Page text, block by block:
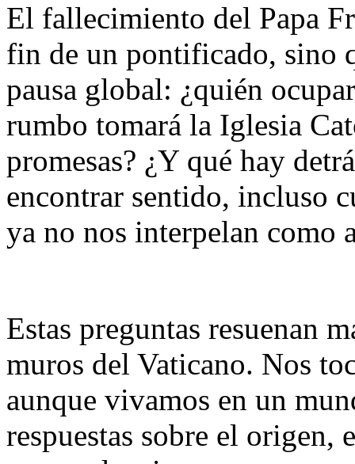
El fallecimiento del Papa
fin de un pontificado, sino
pausa global: ¿quién
rumbo tomará la Iglesia
promesas? ¿Y qué hay
encontrar sentido, incluso
ya no nos interpelan como
Estas preguntas resuenan
muros del Vaticano. Nos
aunque vivamos en un
respuestas sobre el